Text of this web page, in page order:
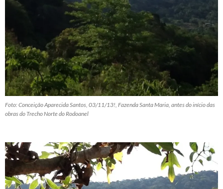
Foto: Conceição Aparecida Santos, 03/11/13!, Fazenda Santa Maria, antes do início das
obras do Trecho Norte do Rodoanel